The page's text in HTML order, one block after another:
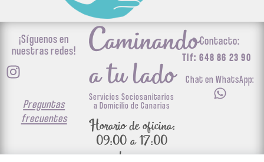
¡Síguenos en
nuestras redes!
Preguntas
frecuentes
Caminando
a tu lado
Servicios Sociosanitarios
a Domicilio de Canarias
Horario de oficina:
09:00 a 17:00
horas.
Contacto:
Tlf: 648 86 23 90
Chat en WhatsApp: